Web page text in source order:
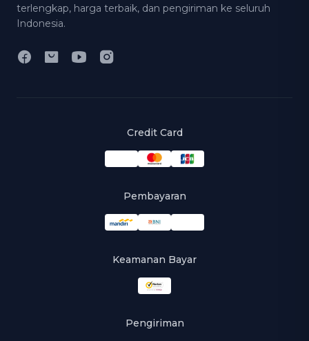
terlengkap, harga terbaik, dan pengiriman ke seluruh
Indonesia.
Credit Card
Pembayaran
Keamanan Bayar
Pengiriman